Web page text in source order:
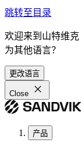
跳转至目录
欢迎来到山特维
为其他语言？
更改语言
Close
产品